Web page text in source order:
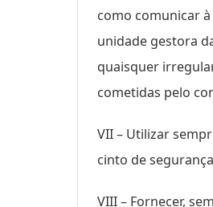
como comunicar à
unidade gestora
quaisquer
cometidas pelo
VII – Utilizar
cinto de
VIII – Fornecer,